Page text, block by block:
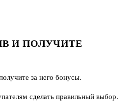
И ПОЛУЧИТЕ
за него бонусы.
сделать правильный выбор.